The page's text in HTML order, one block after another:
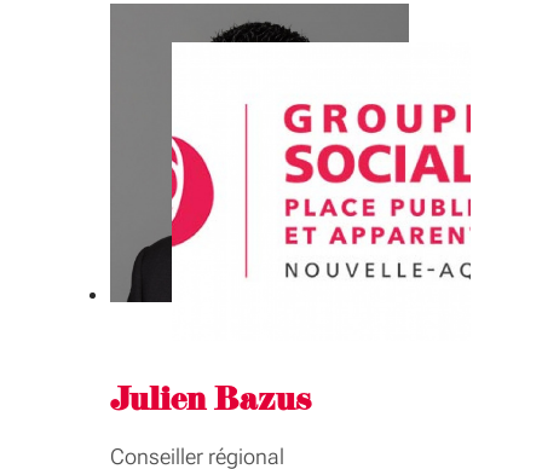
Éducation, lycées, orientation,
recherche
GROUPE INTER-ASSEMBLÉE
Éducation, lycées, orientation,
jeunesse, enseignement supérieur et
recherche
Julien Bazus
Conseiller régional